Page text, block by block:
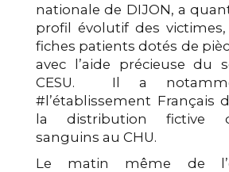
nationale de DIJON, a
profil évolutif des
fiches patients dotés de
avec l’aide précieuse du
CESU. Il a
#l’établissement Français
la distribution fictive
sanguins au CHU.
Le matin même de